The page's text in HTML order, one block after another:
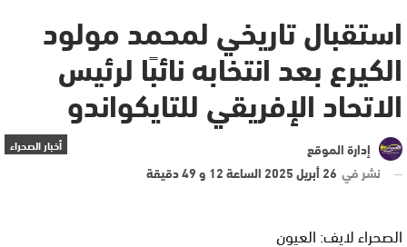
استقبال تاريخي لمحمد مولود
الكيرع بعد انتخابه نائبًا لرئيس
الاتحاد الإفريقي للتايكواندو
أخبار الصحراء
إدارة الموقع
نشر في 26 أبريل 2025 الساعة 12 و 49 دقيقة
الصحراء لايف: العيون